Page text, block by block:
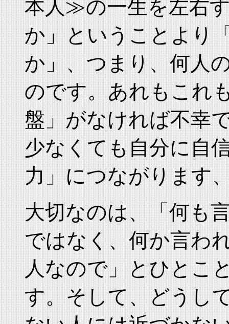
本人≫の一生を左右
か」ということより
か」、つまり、何人
のです。あれもこれ
盤」がなければ不幸
少なくても自分に自
力」につながります
大切なのは、「何も
ではなく、何か言わ
人なので」とひとこ
す。そして、どうし